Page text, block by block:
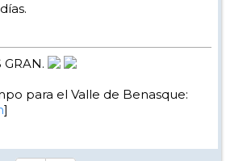
GRAN.
para el Valle de Benasque:
]